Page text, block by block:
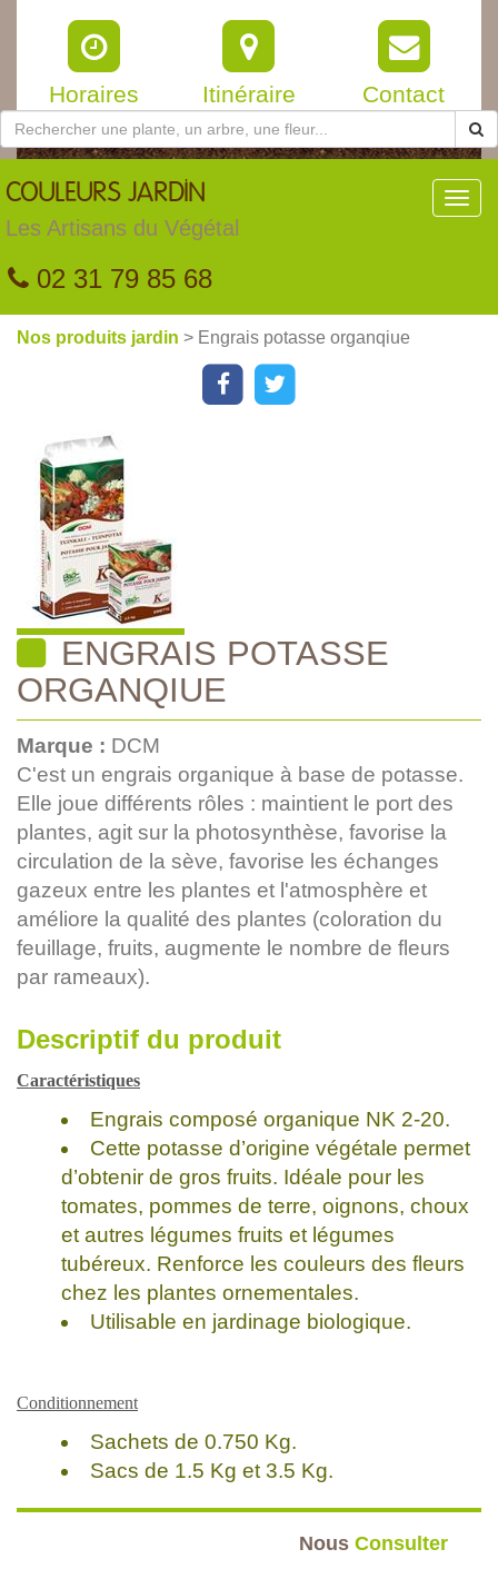
Horaires Itinéraire Contact
COULEURS JARDIN
Les Artisans du Végétal
02 31 79 85 68
Nos produits jardin > Engrais potasse organqiue
ENGRAIS POTASSE
ORGANQIUE
Marque : DCM
C'est un engrais organique à base de potasse.
Elle joue différents rôles : maintient le port des
plantes, agit sur la photosynthèse, favorise la
circulation de la sève, favorise les échanges
gazeux entre les plantes et l'atmosphère et
améliore la qualité des plantes (coloration du
feuillage, fruits, augmente le nombre de fleurs
par rameaux).
Descriptif du produit
Caractéristiques
Engrais composé organique NK 2-20.
Cette potasse d’origine végétale permet
d’obtenir de gros fruits. Idéale pour les
tomates, pommes de terre, oignons, choux
et autres légumes fruits et légumes
tubéreux. Renforce les couleurs des fleurs
chez les plantes ornementales.
Utilisable en jardinage biologique.
Conditionnement
Sachets de 0.750 Kg.
Sacs de 1.5 Kg et 3.5 Kg.
Nous Consulter